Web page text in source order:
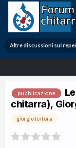
Altre discussioni sul
pubblicazione
chitarra),
giorgio tortora